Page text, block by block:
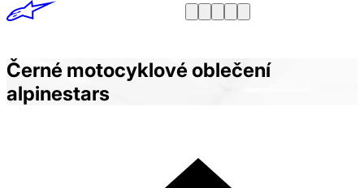
Černé motocyklové oblečení
alpinestars